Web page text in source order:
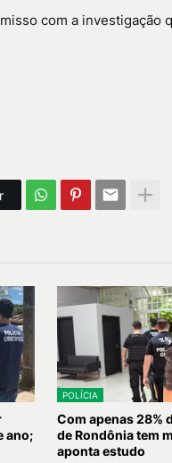
com a investigação
ano;
POLÍCIA
Com apenas 28%
de Rondônia tem
aponta estudo